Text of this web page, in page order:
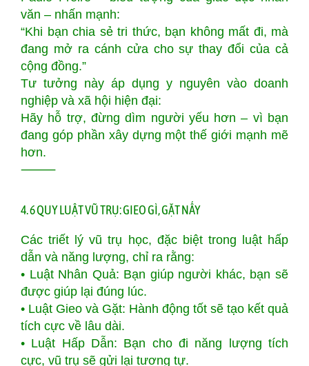
văn – nhấn mạnh:
“Khi bạn chia sẻ tri thức, bạn không mất đi, mà
đang mở ra cánh cửa cho sự thay đổi của cả
cộng đồng.”
Tư tưởng này áp dụng y nguyên vào doanh
nghiệp và xã hội hiện đại:
Hãy hỗ trợ, đừng dìm người yếu hơn – vì bạn
đang góp phần xây dựng một thế giới mạnh mẽ
hơn.
⸻
4. 6 QUY LUẬT VŨ TRỤ: GIEO GÌ, GẶT NẤY
Các triết lý vũ trụ học, đặc biệt trong luật hấp
dẫn và năng lượng, chỉ ra rằng:
• Luật Nhân Quả: Bạn giúp người khác, bạn sẽ
được giúp lại đúng lúc.
• Luật Gieo và Gặt: Hành động tốt sẽ tạo kết quả
tích cực về lâu dài.
• Luật Hấp Dẫn: Bạn cho đi năng lượng tích
cực, vũ trụ sẽ gửi lại tương tự.